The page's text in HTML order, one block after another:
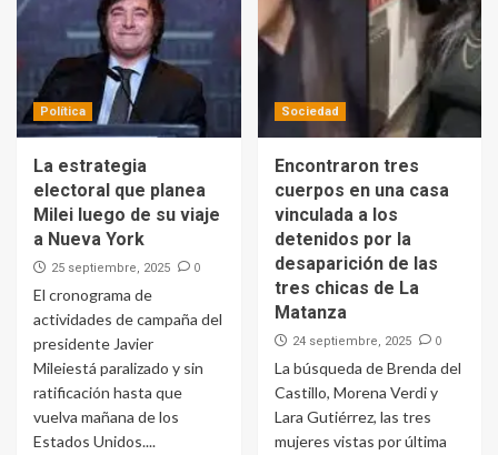
Política
La estrategia
electoral que planea
Milei luego de su viaje
a Nueva York
25 septiembre, 2025 0
El cronograma de
actividades de campaña del
presidente Javier
Mileiestá paralizado y sin
ratificación hasta que
vuelva mañana de los
Estados Unidos....
Sociedad
Encontraron tres
cuerpos en una casa
vinculada a los
detenidos por la
desaparición de las
tres chicas de La
Matanza
24 septiembre, 2025 0
La búsqueda de Brenda del
Castillo, Morena Verdi y
Lara Gutiérrez, las tres
mujeres vistas por última